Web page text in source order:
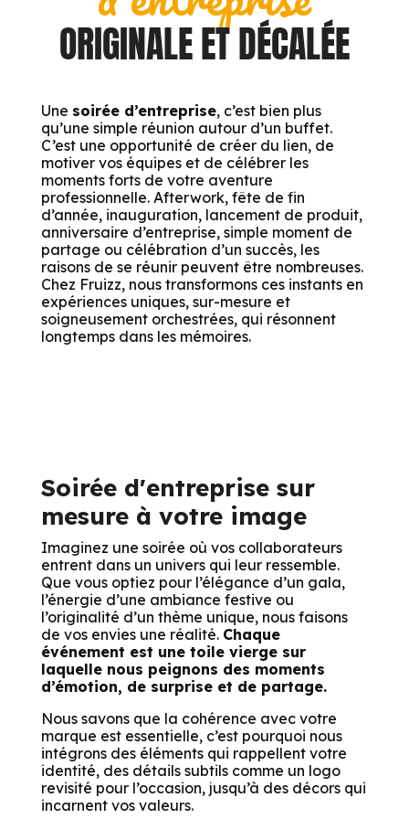
ORIGINALE ET DÉCALÉE
Une soirée d’entreprise, c’est bien plus
qu’une simple réunion autour d’un buffet.
C’est une opportunité de créer du lien, de
motiver vos équipes et de célébrer les
moments forts de votre aventure
professionnelle. Afterwork, fête de fin
d’année, inauguration, lancement de produit,
anniversaire d’entreprise, simple moment de
partage ou célébration d’un succès, les
raisons de se réunir peuvent être nombreuses.
Chez Fruizz, nous transformons ces instants en
expériences uniques, sur-mesure et
soigneusement orchestrées, qui résonnent
longtemps dans les mémoires.
Soirée d'entreprise sur
mesure à votre image
Imaginez une soirée où vos collaborateurs
entrent dans un univers qui leur ressemble.
Que vous optiez pour l’élégance d’un gala,
l’énergie d’une ambiance festive ou
l’originalité d’un thème unique, nous faisons
de vos envies une réalité. Chaque
événement est une toile vierge sur
laquelle nous peignons des moments
d’émotion, de surprise et de partage.
Nous savons que la cohérence avec votre
marque est essentielle, c’est pourquoi nous
intégrons des éléments qui rappellent votre
identité, des détails subtils comme un logo
revisité pour l’occasion, jusqu’à des décors qui
incarnent vos valeurs.